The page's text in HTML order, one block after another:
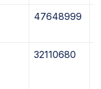
47648999
32110680